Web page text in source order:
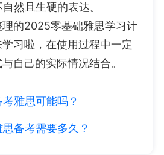
然且生硬的表达。
理的2025零基础雅思学习计
习啦，在使用过程中一定
自己的实际情况结合。
雅思可能吗？
备考需要多久？